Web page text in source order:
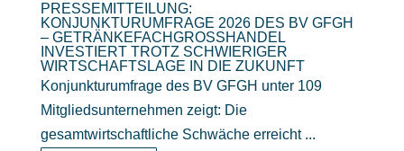
PRESSEMITTEILUNG:
KONJUNKTURUMFRAGE 2026 DES BV GFGH
– GETRÄNKEFACHGROSSHANDEL I
NVESTIERT TROTZ SCHWIERIGER W
IRTSCHAFTSLAGE IN DIE ZUKUNFT
Konjunkturumfrage des BV GFGH unter 109
Mitgliedsunternehmen zeigt: Die
gesamtwirtschaftliche Schwäche erreicht ...